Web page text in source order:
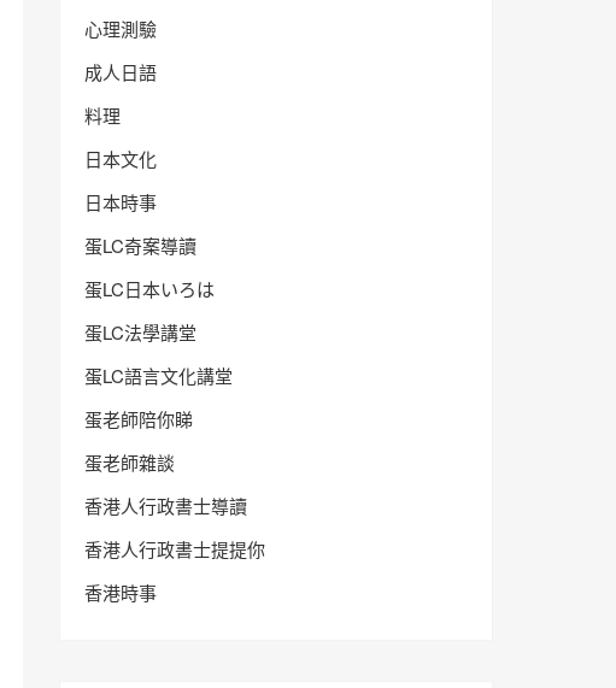
心理測驗
成人日語
料理
日本文化
日本時事
蛋LC奇案導讀
蛋LC日本いろは
蛋LC法學講堂
蛋LC語言文化講堂
蛋老師陪你睇
蛋老師雜談
香港人行政書士導讀
香港人行政書士提提你
香港時事